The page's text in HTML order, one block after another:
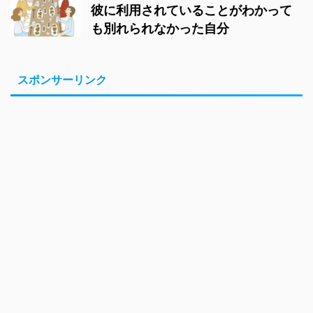
彼に利用されていることがわかって
も別れられなかった自分
スポンサーリンク